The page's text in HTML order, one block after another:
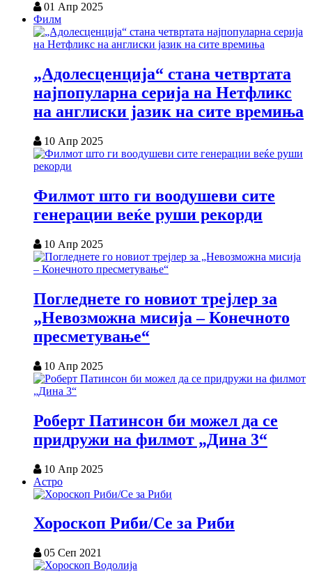
01 Апр 2025
Филм
„Адолесценција“ стана четвртата
најпопуларна серија на Нетфликс
на англиски јазик на сите времиња
10 Апр 2025
Филмот што ги воодушеви сите
генерации веќе руши рекорди
10 Апр 2025
Погледнете го новиот трејлер за
„Невозможна мисија – Конечното
пресметување“
10 Апр 2025
Роберт Патинсон би можел да се
придружи на филмот „Дина 3“
10 Апр 2025
Астро
Хороскоп Риби/Се за Риби
05 Сеп 2021